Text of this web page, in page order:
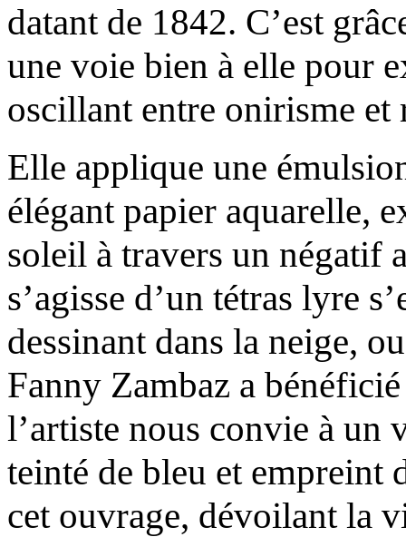
datant de 1842. C’est
une voie bien à elle pour
oscillant entre onirisme et
Elle applique une
élégant papier aquarelle,
soleil à travers un négatif
s’agisse d’un tétras lyre
dessinant dans la neige,
Fanny Zambaz a
l’artiste nous convie à un
teinté de bleu et empreint
cet ouvrage, dévoilant la